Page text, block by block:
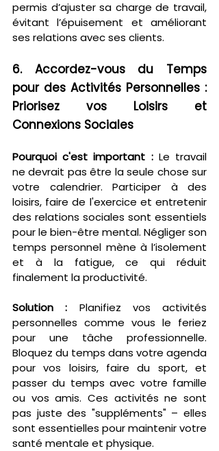
permis d’ajuster sa charge de travail,
évitant l’épuisement et améliorant
ses relations avec ses clients.
6. Accordez-vous du Temps
pour des Activités Personnelles :
Priorisez vos Loisirs et
Connexions Sociales
Pourquoi c'est important : Le travail
ne devrait pas être la seule chose sur
votre calendrier. Participer à des
loisirs, faire de l'exercice et entretenir
des relations sociales sont essentiels
pour le bien-être mental. Négliger son
temps personnel mène à l’isolement
et à la fatigue, ce qui réduit
finalement la productivité.
Solution : Planifiez vos activités
personnelles comme vous le feriez
pour une tâche professionnelle.
Bloquez du temps dans votre agenda
pour vos loisirs, faire du sport, et
passer du temps avec votre famille
ou vos amis. Ces activités ne sont
pas juste des "suppléments" – elles
sont essentielles pour maintenir votre
santé mentale et physique.